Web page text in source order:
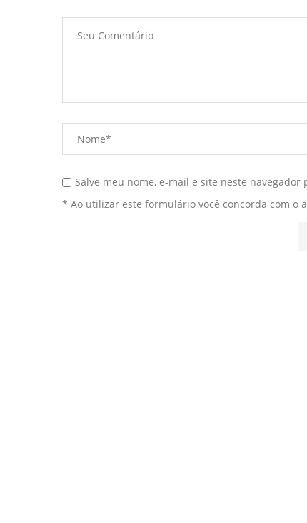
Salve meu nome, e-mail e site neste
* Ao utilizar este formulário você concorda com o